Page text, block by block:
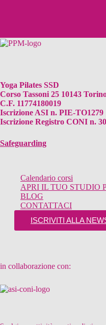
Yoga Pilates SSD
Corso Tassoni 25 10143
C.F. 11774180019
Iscrizione ASI n. PIE-TO1279
Iscrizione Registro CONI n.
Safeguarding
Calendario corsi
APRI IL TUO STUDIO
BLOG
CONTATTACI
ISCRIVITI ALLA
in collaborazione con: